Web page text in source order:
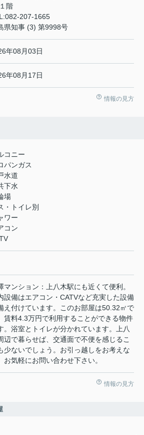
階
082-207-1665
県知事 (3) 第9998号
年08月03日
年08月17日
情報の見方
コニー
パンガス
水道
下水
場
・トイレ別
ワー
コン
マンション：上八木駅にも近くて便利。
設備はエアコン・CATVなど充実した設備
え付けています。このお部屋は50.32㎡で
賃料4.3万円で利用することができる物件
。浴室とトイレが分かれています。上八
辺で暮らせば、交通面で不便を感じるこ
少ないでしょう。お引っ越しをお考えな
お気軽にお問い合わせ下さい。
情報の見方